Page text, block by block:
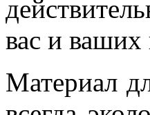
вас и ваших
Материал